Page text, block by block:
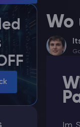
server
Wo